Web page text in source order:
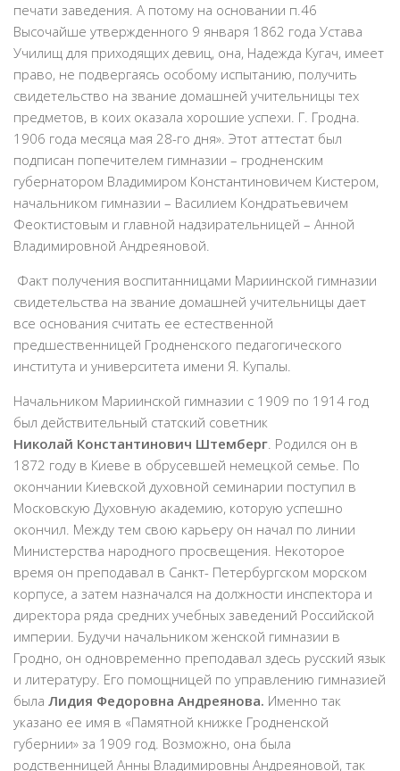
печати заведения. А потому на основании п.46
Высочайше утвержденного 9 января 1862 года Устава
Училищ для приходящих девиц, она, Надежда Кугач, имеет
право, не подвергаясь особому испытанию, получить
свидетельство на звание домашней учительницы тех
предметов, в коих оказала хорошие успехи. Г. Гродна.
1906 года месяца мая 28-го дня». Этот аттестат был
подписан попечителем гимназии – гродненским
губернатором Владимиром Константиновичем Кистером,
начальником гимназии – Василием Кондратьевичем
Феоктистовым и главной надзирательницей – Анной
Владимировной Андреяновой.
Факт получения воспитанницами Мариинской гимназии
свидетельства на звание домашней учительницы дает
все основания считать ее естественной
предшественницей Гродненского педагогического
института и университета имени Я. Купалы.
Начальником Мариинской гимназии с 1909 по 1914 год
был действительный статский советник
Николай Константинович Штемберг. Родился он в
1872 году в Киеве в обрусевшей немецкой семье. По
окончании Киевской духовной семинарии поступил в
Московскую Духовную академию, которую успешно
окончил. Между тем свою карьеру он начал по линии
Министерства народного просвещения. Некоторое
время он преподавал в Санкт- Петербургском морском
корпусе, а затем назначался на должности инспектора и
директора ряда средних учебных заведений Российской
империи. Будучи начальником женской гимназии в
Гродно, он одновременно преподавал здесь русский язык
и литературу. Его помощницей по управлению гимназией
была Лидия Федоровна Андреянова. Именно так
указано ее имя в «Памятной книжке Гродненской
губернии» за 1909 год. Возможно, она была
родственницей Анны Владимировны Андреяновой, так